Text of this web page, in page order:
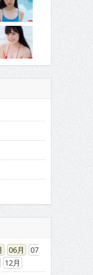
06
07
12